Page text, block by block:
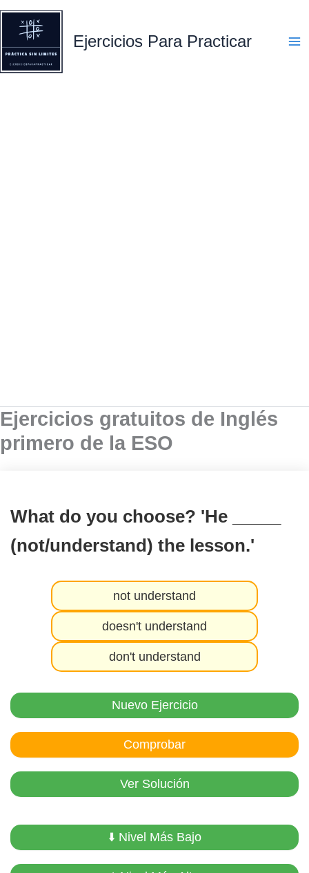
Ejercicios Para Practicar
Ejercicios gratuitos de Inglés
primero de la ESO
What do you choose? 'He _____
(not/understand) the lesson.'
not understand
doesn't understand
don't understand
Nuevo Ejercicio
Comprobar
Ver Solución
⬇️ Nivel Más Bajo